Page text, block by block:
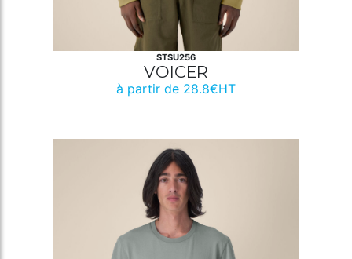
STSU256
VOICER
à partir de 28.8€HT